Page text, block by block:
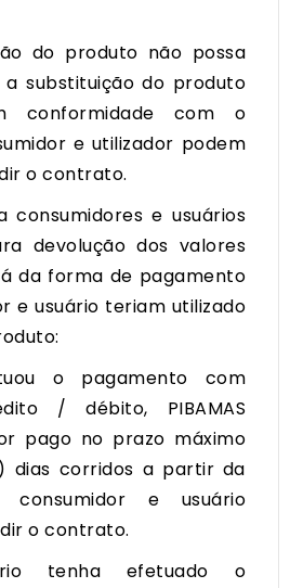
do produto não possa
substituição do produto
conformidade com o
e utilizador podem
o contrato.
consumidores e usuários
devolução dos valores
da forma de pagamento
e usuário teriam utilizado
o pagamento com
/ débito, PIBAMAS
pago no prazo máximo
dias corridos a partir da
e usuário
o contrato.
tenha efetuado o